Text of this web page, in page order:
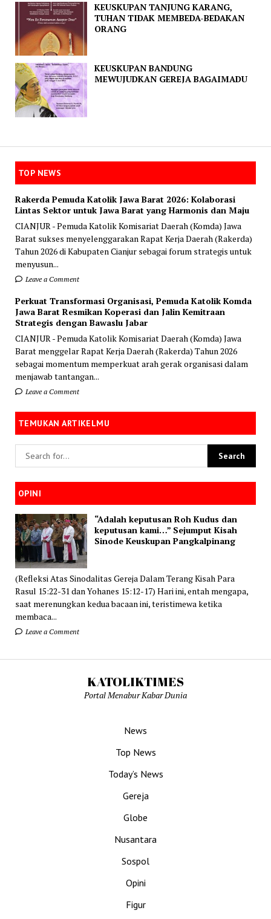
KEUSKUPAN TANJUNG KARANG,
TUHAN TIDAK MEMBEDA-BEDAKAN
ORANG
KEUSKUPAN BANDUNG
MEWUJUDKAN GEREJA BAGAIMADU
TOP NEWS
Rakerda Pemuda Katolik Jawa Barat 2026: Kolaborasi
Lintas Sektor untuk Jawa Barat yang Harmonis dan Maju
CIANJUR - Pemuda Katolik Komisariat Daerah (Komda) Jawa
Barat sukses menyelenggarakan Rapat Kerja Daerah (Rakerda)
Tahun 2026 di Kabupaten Cianjur sebagai forum strategis untuk
menyusun...
Leave a Comment
Perkuat Transformasi Organisasi, Pemuda Katolik Komda
Jawa Barat Resmikan Koperasi dan Jalin Kemitraan
Strategis dengan Bawaslu Jabar
CIANJUR - Pemuda Katolik Komisariat Daerah (Komda) Jawa
Barat menggelar Rapat Kerja Daerah (Rakerda) Tahun 2026
sebagai momentum memperkuat arah gerak organisasi dalam
menjawab tantangan...
Leave a Comment
TEMUKAN ARTIKELMU
OPINI
“Adalah keputusan Roh Kudus dan
keputusan kami…” Sejumput Kisah
Sinode Keuskupan Pangkalpinang
(Refleksi Atas Sinodalitas Gereja Dalam Terang Kisah Para
Rasul 15:22-31 dan Yohanes 15:12-17) Hari ini, entah mengapa,
saat merenungkan kedua bacaan ini, teristimewa ketika
membaca...
Leave a Comment
KATOLIKTIMES
Portal Menabur Kabar Dunia
News
Top News
Today’s News
Gereja
Globe
Nusantara
Sospol
Opini
Figur